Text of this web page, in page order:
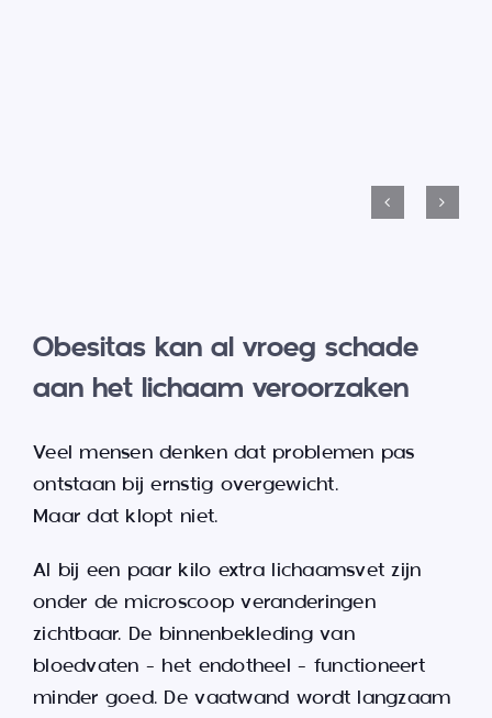
Obesitas kan al vroeg schade
aan het lichaam veroorzaken
Veel mensen denken dat problemen pas
ontstaan bij ernstig overgewicht.
Maar dat klopt niet.
Al bij een paar kilo extra lichaamsvet zijn
onder de microscoop veranderingen
zichtbaar. De binnenbekleding van
bloedvaten – het endotheel – functioneert
minder goed. De vaatwand wordt langzaam